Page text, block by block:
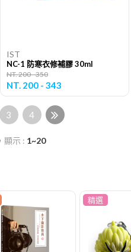
IST
NC-1 防寒衣修補膠 30ml
NT. 200 - 350
NT. 200 - 343
3 4
顯示 : 1~20
精選